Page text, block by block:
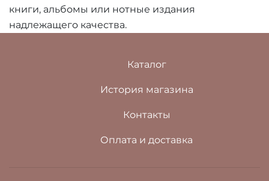
книги, альбомы или нотные издания
надлежащего качества.
Каталог
История магазина
Контакты
Оплата и доставка